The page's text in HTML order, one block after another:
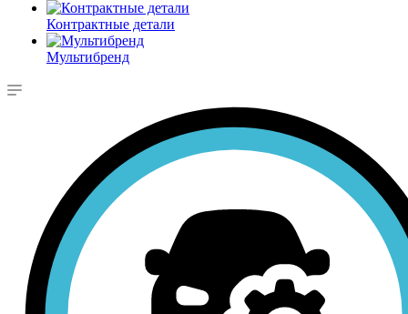
Контрактные детали
Мультибренд